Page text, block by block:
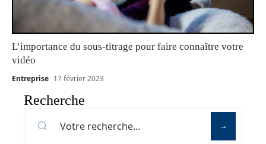
L’importance du sous-titrage pour faire connaître votre
vidéo
Entreprise 17 février 2023
Recherche